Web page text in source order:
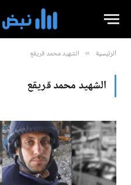
الرئيسية » الشهيد محمد قريقع
الشهيد محمد قريقع